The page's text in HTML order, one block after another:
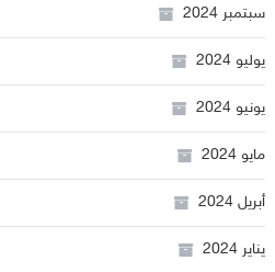
سبتمبر 2024
يوليو 2024
يونيو 2024
مايو 2024
أبريل 2024
يناير 2024